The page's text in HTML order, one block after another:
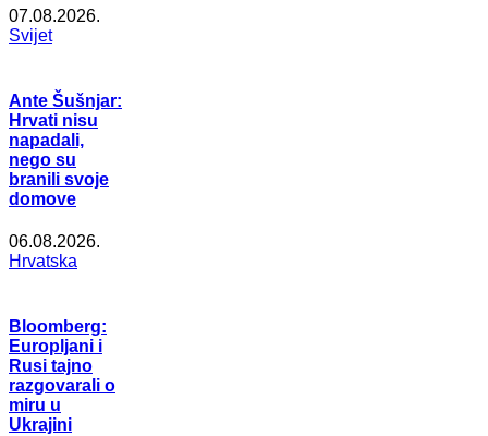
07.08.2026.
Svijet
Ante Šušnjar:
Hrvati nisu
napadali,
nego su
branili svoje
domove
06.08.2026.
Hrvatska
Bloomberg:
Europljani i
Rusi tajno
razgovarali o
miru u
Ukrajini